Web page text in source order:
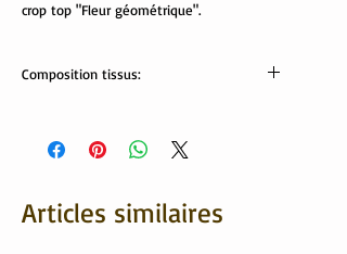
crop top "Fleur géométrique".
Composition tissus:
Lavable en machine à 30/40 °
Articles similaires